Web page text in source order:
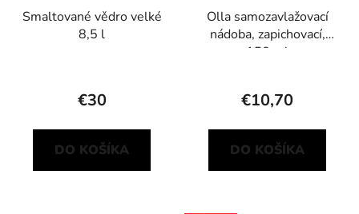
Smaltované vědro velké
8,5 l
€30
DO KOŠÍKA
Olla samozavlažovací
nádoba, zapichovací,
150 ml
€10,70
DO KOŠÍKA